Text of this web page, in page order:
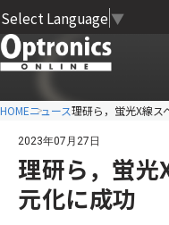
Select Language ▼
HOMEニュース理研ら，蛍光X線ス
2023年07月27日
理研ら，蛍光
元化に成功